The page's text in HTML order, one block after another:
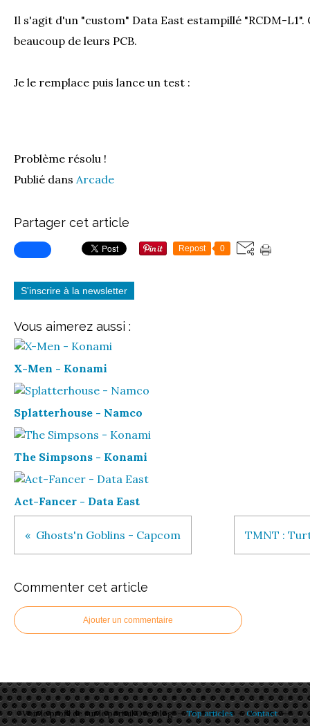
Il s'agit d'un "custom" Data East estampillé "RCDM-L1".
beaucoup de leurs PCB.
Je le remplace puis lance un test :
Problème résolu !
Publié dans Arcade
Partager cet article
Repost 0
S'inscrire à la newsletter
Vous aimerez aussi :
X-Men - Konami
Splatterhouse - Namco
The Simpsons - Konami
Act-Fancer - Data East
Ghosts'n Goblins - Capcom TMNT :
Commenter cet article
Ajouter un commentaire
Voir le profil de sur le portail Overblog Top articles Contact